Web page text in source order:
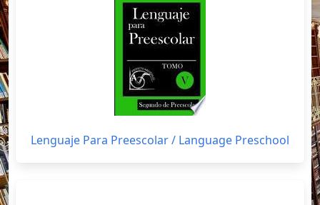
Lenguaje Para Preescolar / Language Preschool